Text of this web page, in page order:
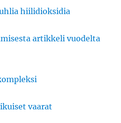
hiilidioksidia
artikkeli vuodelta
vaarat